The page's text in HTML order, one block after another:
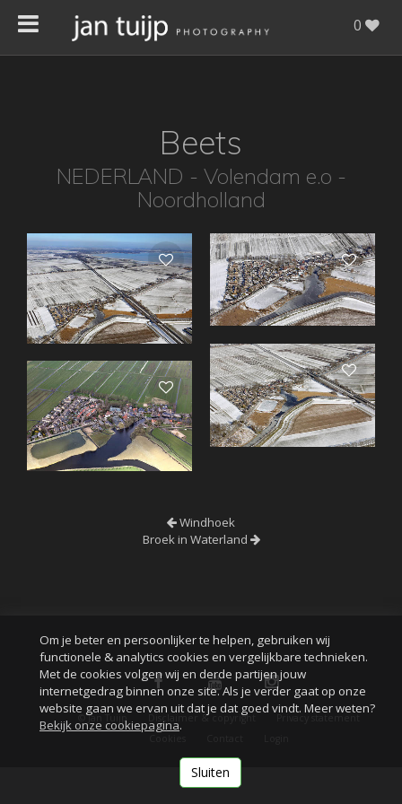
0
Beets
NEDERLAND - Volendam e.o -
Noordholland
Windhoek
Broek in Waterland
© Jan Tuijp Disclaimer & copyright
Om je beter en persoonlijker te helpen, gebruiken wij
functionele & analytics cookies en vergelijkbare technieken.
Met de cookies volgen wij en derde partijen jouw
internetgedrag binnen onze site. Als je verder gaat op onze
website gaan we ervan uit dat je dat goed vindt. Meer weten?
Bekijk onze cookiepagina.
Sluiten